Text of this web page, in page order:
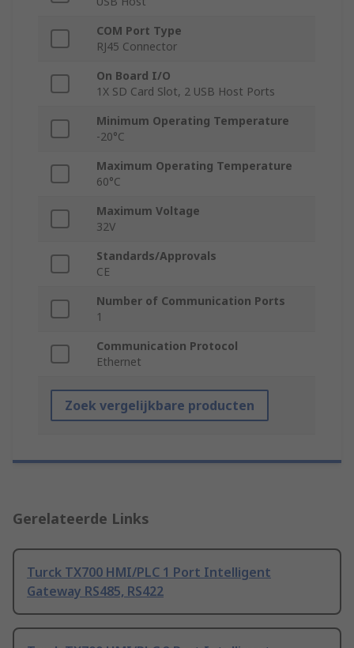
COM Port Type
RJ45 Connector
On Board I/O
1X SD Card Slot, 2 USB Host Ports
Minimum Operating Temperature
-20°C
Maximum Operating Temperature
60°C
Maximum Voltage
32V
Standards/Approvals
CE
Number of Communication Ports
1
Communication Protocol
Ethernet
Zoek vergelijkbare producten
Gerelateerde Links
Turck TX700 HMI/PLC 1 Port Intelligent
Gateway RS485, RS422